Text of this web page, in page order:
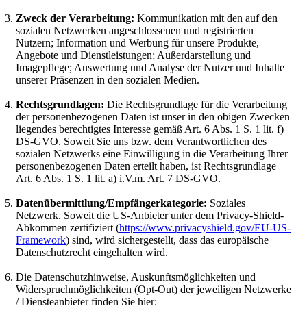
Zweck der Verarbeitung: Kommunikation mit den auf den
sozialen Netzwerken angeschlossenen und registrierten
Nutzern; Information und Werbung für unsere Produkte,
Angebote und Dienstleistungen; Außerdarstellung und
Imagepflege; Auswertung und Analyse der Nutzer und Inhalte
unserer Präsenzen in den sozialen Medien.
Rechtsgrundlagen: Die Rechtsgrundlage für die Verarbeitung
der personenbezogenen Daten ist unser in den obigen Zwecken
liegendes berechtigtes Interesse gemäß Art. 6 Abs. 1 S. 1 lit. f)
DS-GVO. Soweit Sie uns bzw. dem Verantwortlichen des
sozialen Netzwerks eine Einwilligung in die Verarbeitung Ihrer
personenbezogenen Daten erteilt haben, ist Rechtsgrundlage
Art. 6 Abs. 1 S. 1 lit. a) i.V.m. Art. 7 DS-GVO.
Datenübermittlung/Empfängerkategorie: Soziales
Netzwerk. Soweit die US-Anbieter unter dem Privacy-Shield-
Abkommen zertifiziert (https://www.privacyshield.gov/EU-US-
Framework) sind, wird sichergestellt, dass das europäische
Datenschutzrecht eingehalten wird.
Die Datenschutzhinweise, Auskunftsmöglichkeiten und
Widerspruchmöglichkeiten (Opt-Out) der jeweiligen Netzwerke
/ Diensteanbieter finden Sie hier: